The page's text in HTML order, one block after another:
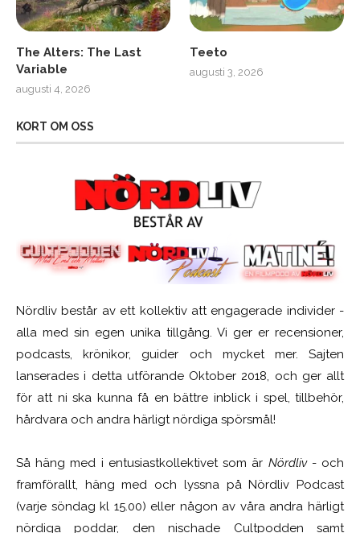
The Alters: The Last
Variable
augusti 4, 2026
Teeto
augusti 3, 2026
KORT OM OSS
Nördliv består av ett kollektiv att engagerade individer -
alla med sin egen unika tillgång. Vi ger er recensioner,
podcasts, krönikor, guider och mycket mer. Sajten
lanserades i detta utförande Oktober 2018, och ger allt
för att ni ska kunna få en bättre inblick i spel, tillbehör,
hårdvara och andra härligt nördiga spörsmål!
Så häng med i entusiastkollektivet som är Nördliv- och
framförallt, häng med och lyssna på Nördliv Podcast
(varje söndag kl 15.00) eller någon av våra andra härligt
nördiga poddar, den nischade Cultpodden samt